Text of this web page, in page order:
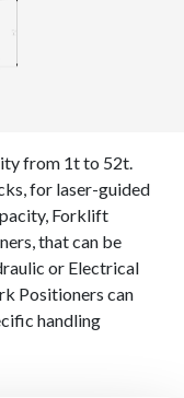
from 1t to 52t.
for laser-guided
Forklift
that can be
or Electrical
Positioners can
handling